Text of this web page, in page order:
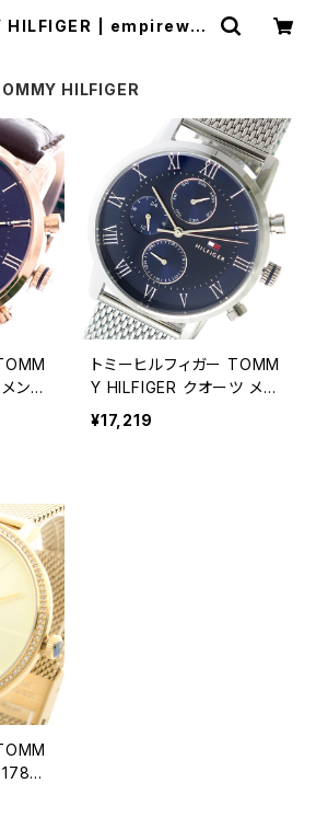
HILFIGER | empirewat
HILFIGER
ンズ
ビ
ズゴ
トミーヒルフィガー TOMM
Y HILFIGER クオーツ メン
ズ 腕時計 1791398 ネイビ
ー ネイビー
¥17,219
イエ